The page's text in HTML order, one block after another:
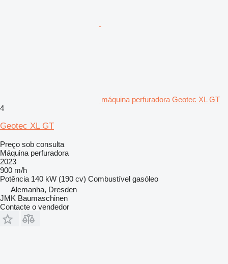
máquina perfuradora Geotec XL GT
4
Geotec XL GT
Preço sob consulta
Máquina perfuradora
2023
900 m/h
Potência 140 kW (190 cv) Combustível gasóleo
Alemanha, Dresden
JMK Baumaschinen
Contacte o vendedor